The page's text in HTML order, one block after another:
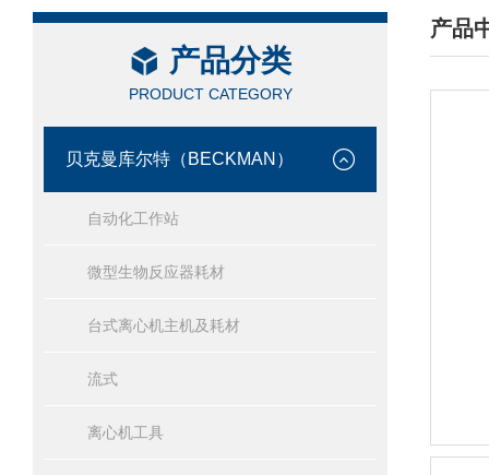
产品分类
PRODUCT CATEGORY
贝克曼库尔特（BECKMAN）
自动化工作站
微型生物反应器耗材
台式离心机主机及耗材
流式
离心机工具
产品
/